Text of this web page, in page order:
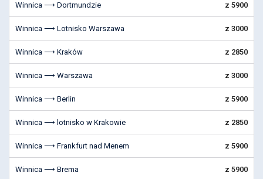
Winnica ⟶ Dortmundzie z 5900
Winnica ⟶ Lotnisko Warszawa z 3000
Winnica ⟶ Kraków z 2850
Winnica ⟶ Warszawa z 3000
Winnica ⟶ Berlin z 5900
Winnica ⟶ lotnisko w Krakowie z 2850
Winnica ⟶ Frankfurt nad Menem z 5900
Winnica ⟶ Brema z 5900